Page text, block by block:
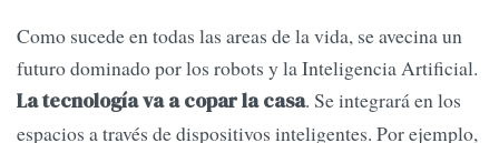
Como sucede en todas las areas de la vida, se avecina un
futuro dominado por los robots y la Inteligencia Artificial.
La tecnología va a copar la casa. Se integrará en los
espacios a través de dispositivos inteligentes. Por ejemplo,